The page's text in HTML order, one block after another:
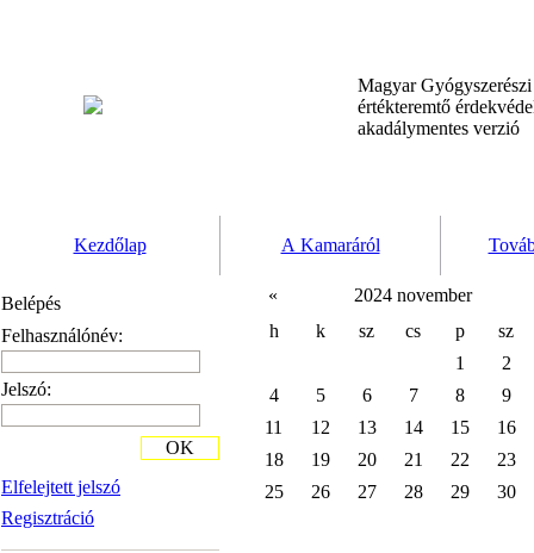
Magyar
értékteremtő
akadálymentes verzió
Kezdőlap A Kamaráról
Belépés
Felhasználónév:
Jelszó:
Elfelejtett jelszó
Regisztráció
OK
«
2024 november
h
k sz cs p
sz
1
2
4
5 6 7 8
9
11
12 13 14 15
16
18
19 20 21 22
23
25
26 27 28 29 30